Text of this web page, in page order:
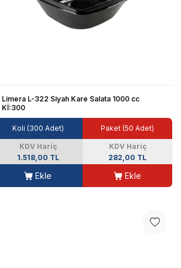
Limera L-322 Siyah Kare Salata 1000 cc
Kİ:300
Koli (300 Adet)
KDV Hariç
1.518,00 TL
Ekle
Paket (50 Adet)
KDV Hariç
282,00 TL
Ekle